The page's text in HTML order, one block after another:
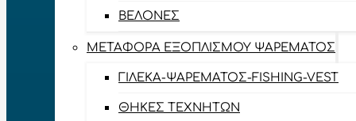
ΒΕΛΌΝΕΣ
ΜΕΤΑΦΟΡΆ ΕΞΟΠΛΙΣΜΟΎ ΨΑΡΈΜΑΤΟΣ
ΓΙΛΈΚΑ-ΨΑΡΈΜΑΤΟΣ-FISHING-VEST
ΘΉΚΕΣ ΤΕΧΝΗΤΏΝ